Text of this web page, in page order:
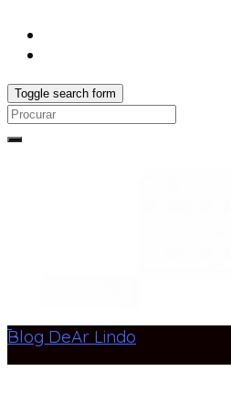
Toggle search form
Search
Blog DeAr Lindo